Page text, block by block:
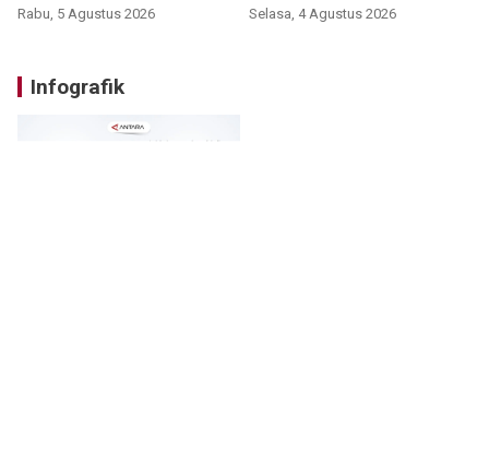
Rabu, 5 Agustus 2026 Selasa, 4 Agustus 2026
Infografik